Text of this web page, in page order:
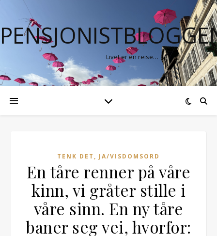
Livet er en reise…
TENK DET, JA/VISDOMSORD
En tåre renner på våre
kinn, vi gråter stille i
våre sinn. En ny tåre
baner seg vei, hvorfor: